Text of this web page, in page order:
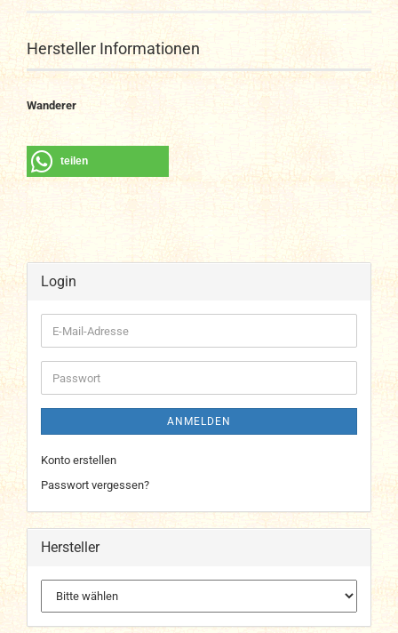
Hersteller Informationen
Wanderer
teilen
Login
E-
Mail-
Adresse
Passwort
ANMELDEN
Konto erstellen
Passwort vergessen?
Hersteller